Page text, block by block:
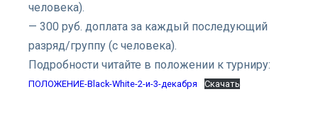
человека).
— 300 руб. доплата за каждый последующий
разряд/группу (с человека).
Подробности читайте в положении к турниру:
ПОЛОЖЕНИЕ-Black-White-2-и-3-декабря Скачать